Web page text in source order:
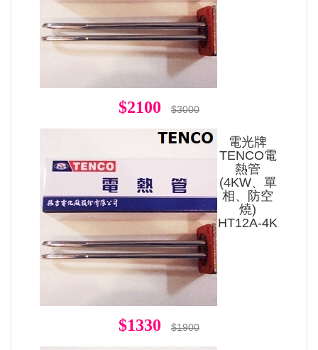
$2100 $3000
電光牌
TENCO電
熱管
(4KW、單
相、防空
燒)
HT12A-4K
$1330 $1900